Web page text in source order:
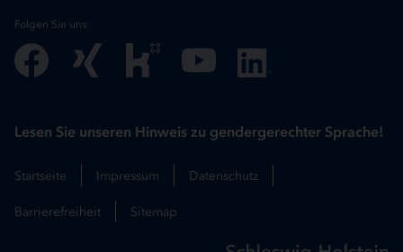
Folgen Sie uns:
Lesen Sie unseren Hinweis zu gendergerechter Sprache!
Startseite Impressum Datenschutz
Barrierefreiheit Sitemap